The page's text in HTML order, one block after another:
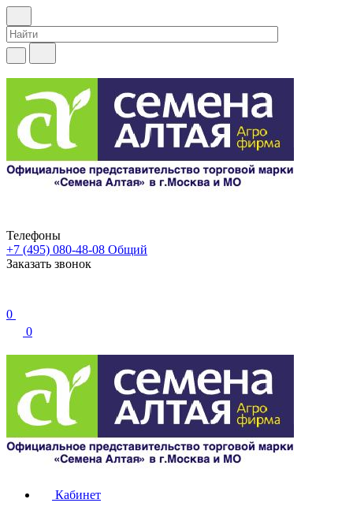
Телефоны
+7 (495) 080-48-08 Общий
Заказать звонок
0
0
Кабинет